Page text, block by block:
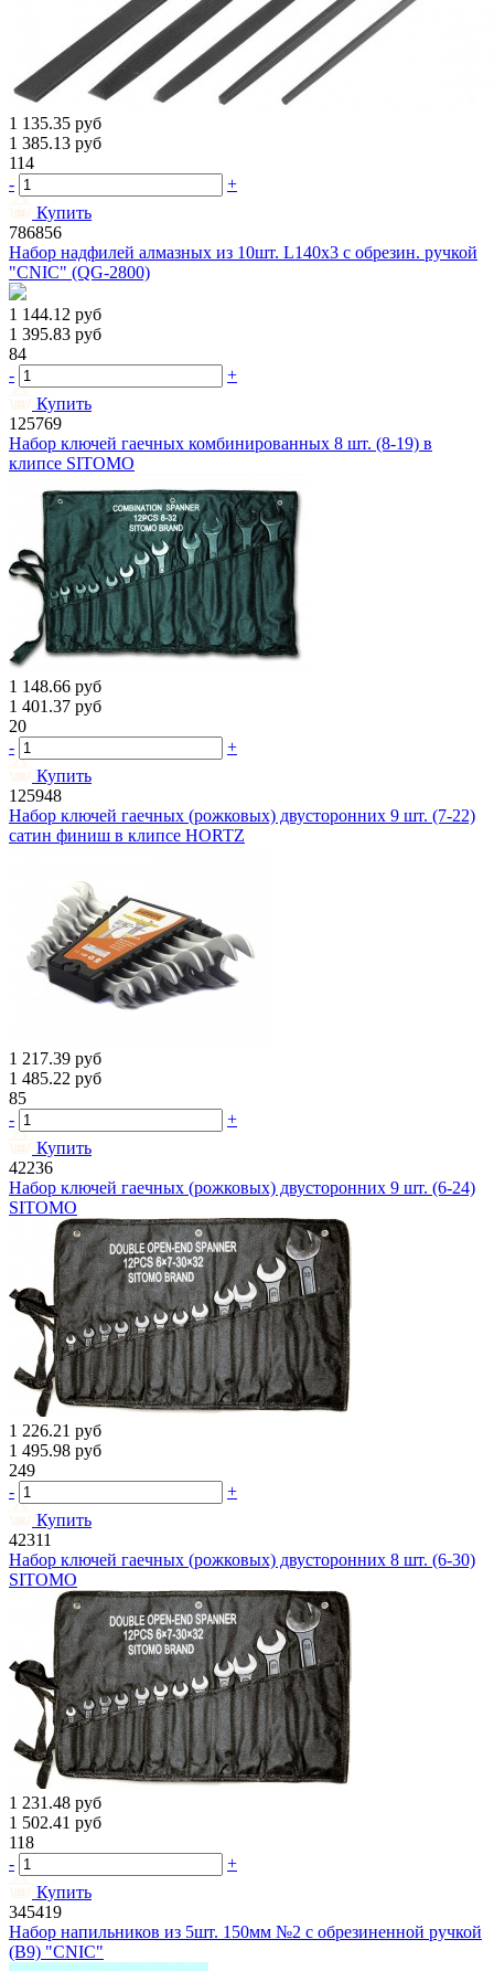
1 135.35 руб
1 385.13 руб
114
-
+
Купить
786856
Набор надфилей алмазных из 10шт. L140х3 с обрезин. ручкой
"CNIC" (QG-2800)
1 144.12 руб
1 395.83 руб
84
-
+
Купить
125769
Набор ключей гаечных комбинированных 8 шт. (8-19) в
клипсе SITOMO
1 148.66 руб
1 401.37 руб
20
-
+
Купить
125948
Набор ключей гаечных (рожковых) двусторонних 9 шт. (7-22)
сатин финиш в клипсе HORTZ
1 217.39 руб
1 485.22 руб
85
-
+
Купить
42236
Набор ключей гаечных (рожковых) двусторонних 9 шт. (6-24)
SITOMO
1 226.21 руб
1 495.98 руб
249
-
+
Купить
42311
Набор ключей гаечных (рожковых) двусторонних 8 шт. (6-30)
SITOMO
1 231.48 руб
1 502.41 руб
118
-
+
Купить
345419
Набор напильников из 5шт. 150мм №2 с обрезиненной ручкой
(B9) "CNIC"